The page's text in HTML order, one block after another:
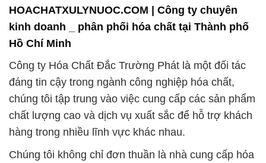
HOACHATXULYNUOC.COM | Công ty chuyên
kinh doanh _ phân phối hóa chất tại Thành phố
Hồ Chí Minh
Công ty Hóa Chất Đắc Trường Phát là một đối tác
đáng tin cậy trong ngành công nghiệp hóa chất,
chúng tôi tập trung vào việc cung cấp các sản phẩm
chất lượng cao và dịch vụ xuất sắc để hỗ trợ khách
hàng trong nhiều lĩnh vực khác nhau.
Chúng tôi không chỉ đơn thuần là nhà cung cấp hóa